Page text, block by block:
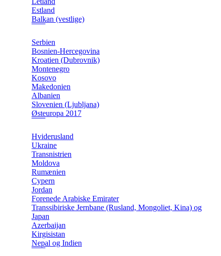
Estland
Balkan (vestlige)
Serbien
Bosnien-Hercegovina
Kroatien (Dubrovnik)
Montenegro
Kosovo
Makedonien
Albanien
Slovenien (Ljubljana)
Østeuropa 2017
Hviderusland
Ukraine
Transnistrien
Moldova
Rumænien
Cypern
Jordan
Forenede Arabiske Emirater
Transsibiriske Jernbane (Rusland, Mongoliet, Kina) og
Japan
Azerbaijan
Kirgisistan
Nepal og Indien